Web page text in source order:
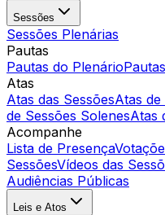
Sessões
Sessões Plenárias
Pautas
Pautas do Plenário
Atas
Atas das SessõesAtas
de Sessões SolenesAtas
Acompanhe
Lista de Presença
SessõesVídeos das
Audiências Públicas
Leis e Atos